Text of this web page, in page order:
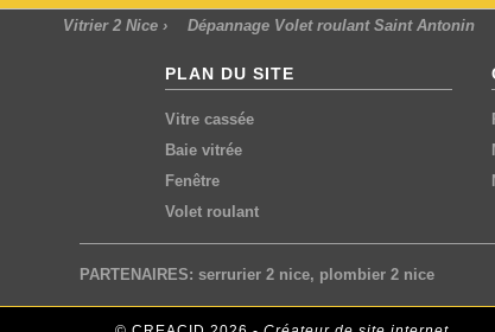
Vitrier 2 Nice › Dépannage Volet roulant Saint Antonin
PLAN DU SITE
Vitre cassée
Baie vitrée
Fenêtre
Volet roulant
PARTENAIRES:serrurier 2 nice, plombier 2 nice